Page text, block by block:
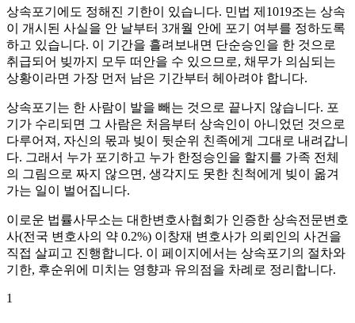
상속포기에도 정해진 기한이 있습니다. 민법 제1019조는 상속
이 개시된 사실을 안 날부터 3개월 안에 포기 여부를 정하도록
하고 있습니다. 이 기간을 흘려보내면 단순승인을 한 것으로
취급되어 빚까지 모두 떠안을 수 있으므로, 채무가 의심되는
상황이라면 가장 먼저 남은 기간부터 헤아려야 합니다.
상속포기는 한 사람이 발을 빼는 것으로 끝나지 않습니다. 포
기가 수리되면 그 사람은 처음부터 상속인이 아니었던 것으로
다루어져, 자신의 몫과 빚이 뒷순위 친족에게 그대로 내려갑니
다. 그래서 누가 포기하고 누가 한정승인을 할지를 가족 전체
의 그림으로 짜지 않으면, 생각지도 못한 친척에게 빚이 옮겨
가는 일이 벌어집니다.
이로운 법률사무소는 대한변호사협회가 인증한 상속전문변호
사(전국 변호사의 약 0.2%) 이창재 변호사가 의뢰인의 사건을
직접 살피고 진행합니다. 이 페이지에서는 상속포기의 절차와
기한, 후순위에 미치는 영향과 유의점을 차례로 정리합니다.
1